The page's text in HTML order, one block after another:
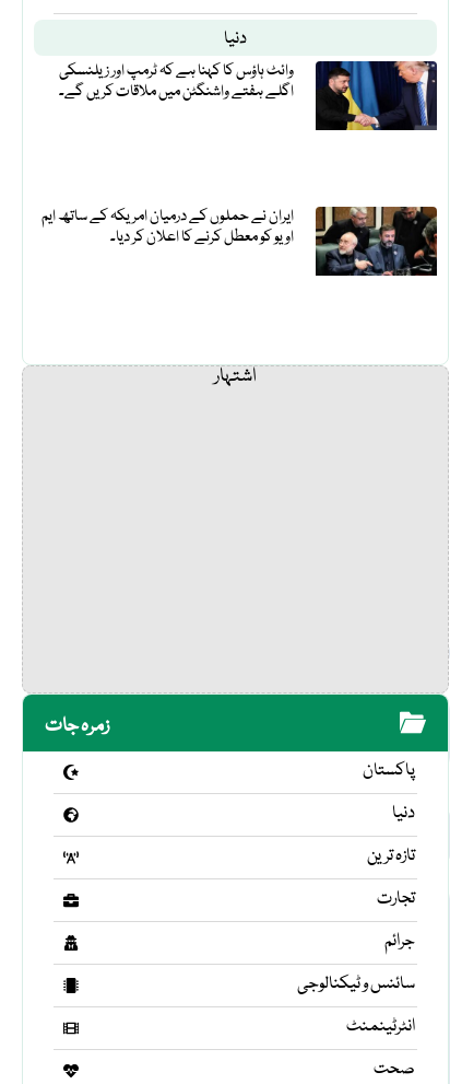
دنیا
وائٹ ہاؤس کا کہنا ہے کہ ٹرمپ اور زیلنسکی
اگلے ہفتے واشنگٹن میں ملاقات کریں گے۔
ایران نے حملوں کے درمیان امریکہ کے ساتھ ایم
او یو کو معطل کرنے کا اعلان کر دیا۔
اشتہار
زمرہ جات
پاکستان
دنیا
تازہ ترین
تجارت
جرائم
سائنس و ٹیکنالوجی
انٹرٹینمنٹ
صحت